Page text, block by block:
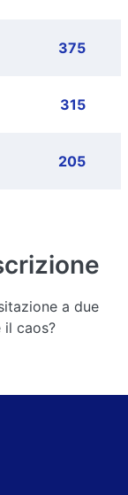
375
315
205
a due
il caos?